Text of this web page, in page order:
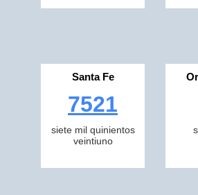
Santa Fe
7521
siete mil quinientos
veintiuno